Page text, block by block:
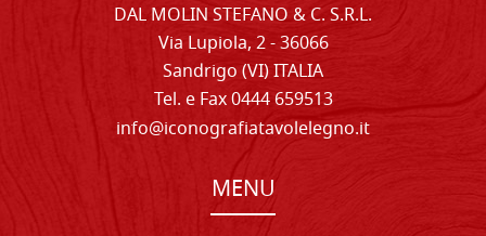
DAL MOLIN STEFANO & C. S.R.L.
Via Lupiola, 2 - 36066
Sandrigo (VI) ITALIA
Tel. e Fax 0444 659513
info@iconografiatavolelegno.it
MENU